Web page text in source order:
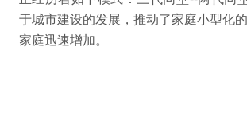
于城市建设的发展，推动了家庭小型化
家庭迅速增加。